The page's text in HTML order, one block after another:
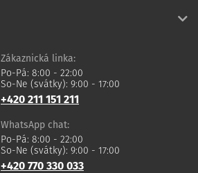
Zákaznická linka:
Po-Pá: 8:00 - 22:00
So-Ne (svátky): 9:00 - 17:00
+420 211 151 211
WhatsApp chat:
Po-Pá: 8:00 - 22:00
So-Ne (svátky): 9:00 - 17:00
+420 770 330 033